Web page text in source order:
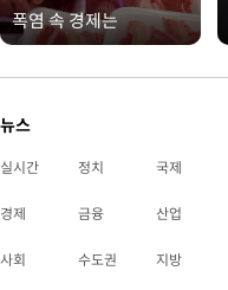
폭염 속 경제는
뉴스
실시간 정치 국제
경제 금융 산업
사회 수도권 지방